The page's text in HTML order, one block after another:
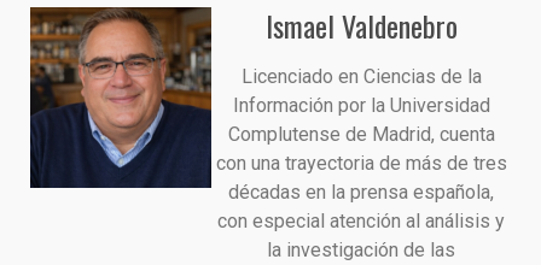
Ismael Valdenebro
Licenciado en Ciencias de la
Información por la Universidad
Complutense de Madrid, cuenta
con una trayectoria de más de tres
décadas en la prensa española,
con especial atención al análisis y
la investigación de las